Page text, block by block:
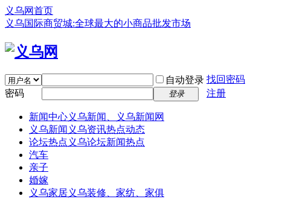
义乌网首页
义乌国际商贸城:全球最大的小商品批发市场
自动登录 找回密码
密码
登录 注册
新闻中心义乌新闻、义乌新闻网
义乌新闻 义乌资讯热点动态
论坛热点 义乌论坛新闻热点
汽车
亲子
婚嫁
义乌家居义乌装修、家纺、家俱